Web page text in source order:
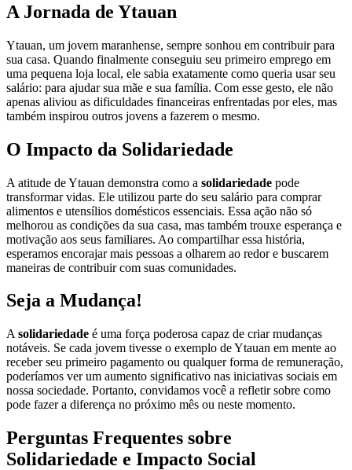
A Jornada de Ytauan
Ytauan, um jovem maranhense, sempre sonhou em contribuir para
sua casa. Quando finalmente conseguiu seu primeiro emprego em
uma pequena loja local, ele sabia exatamente como queria usar seu
salário: para ajudar sua mãe e sua família. Com esse gesto, ele não
apenas aliviou as dificuldades financeiras enfrentadas por eles, mas
também inspirou outros jovens a fazerem o mesmo.
O Impacto da Solidariedade
A atitude de Ytauan demonstra como a solidariedade pode
transformar vidas. Ele utilizou parte do seu salário para comprar
alimentos e utensílios domésticos essenciais. Essa ação não só
melhorou as condições da sua casa, mas também trouxe esperança e
motivação aos seus familiares. Ao compartilhar essa história,
esperamos encorajar mais pessoas a olharem ao redor e buscarem
maneiras de contribuir com suas comunidades.
Seja a Mudança!
A solidariedade é uma força poderosa capaz de criar mudanças
notáveis. Se cada jovem tivesse o exemplo de Ytauan em mente ao
receber seu primeiro pagamento ou qualquer forma de remuneração,
poderíamos ver um aumento significativo nas iniciativas sociais em
nossa sociedade. Portanto, convidamos você a refletir sobre como
pode fazer a diferença no próximo mês ou neste momento.
Perguntas Frequentes sobre
Solidariedade e Impacto Social